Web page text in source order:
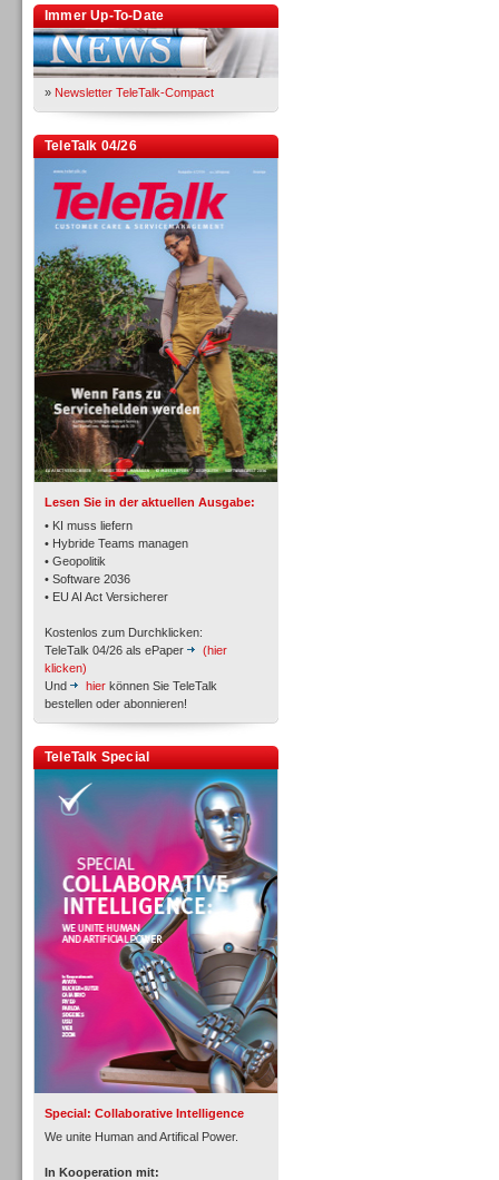
Immer Up-To-Date
» Newsletter TeleTalk-Compact
TeleTalk 04/26
Lesen Sie in der aktuellen Ausgabe:
• KI muss liefern
• Hybride Teams managen
• Geopolitik
• Software 2036
• EU AI Act Versicherer
Kostenlos zum Durchklicken:
TeleTalk 04/26 als ePaper
(hier
klicken)
Und
hier können Sie TeleTalk
bestellen oder abonnieren!
TeleTalk Special
Special: Collaborative Intelligence
We unite Human and Artifical Power.
In Kooperation mit:
TK- und ACD-Systeme
Workforce-Management
Personal
Inbound